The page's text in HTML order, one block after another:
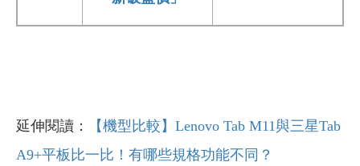
延伸閱讀：
【機型比較】Lenovo Tab M11與三星Tab
A9+平板比一比！有哪些規格功能不同？